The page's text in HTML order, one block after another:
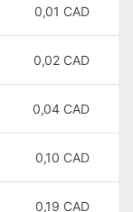
0,01 CAD
0,02 CAD
0,04 CAD
0,10 CAD
0,19 CAD